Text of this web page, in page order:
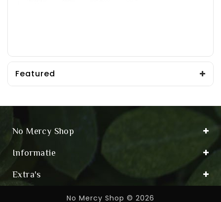
Featured
No Mercy Shop
Informatie
Extra's
No Mercy Shop © 2026